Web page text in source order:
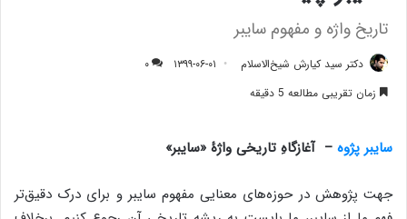
تاریخ واژه و مفهوم سایبر
دکتر سید کیارش شیخ‌الاسلام ۱۳۹۹-۰۶-۰۱
۰
زمان تقریبی مطالعه 5 دقیقه
سایبر پژوه –آغازگاهِ تاریخی واژۀ «سایبر»
جهت پژوهش در حوزه‌های معنایی مفهوم سایبر و برای درک دقیق‌تر